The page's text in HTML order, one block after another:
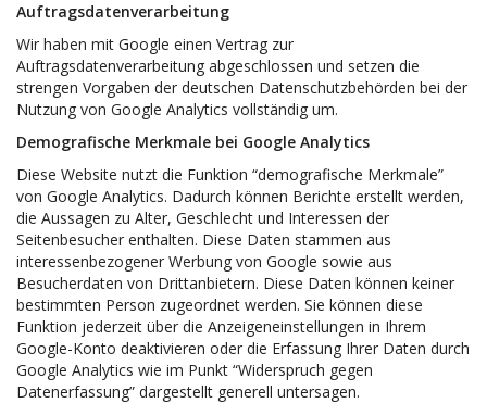
Auftragsdatenverarbeitung
Wir haben mit Google einen Vertrag zur
Auftragsdatenverarbeitung abgeschlossen und setzen die
strengen Vorgaben der deutschen Datenschutzbehörden bei der
Nutzung von Google Analytics vollständig um.
Demografische Merkmale bei Google Analytics
Diese Website nutzt die Funktion “demografische Merkmale”
von Google Analytics. Dadurch können Berichte erstellt werden,
die Aussagen zu Alter, Geschlecht und Interessen der
Seitenbesucher enthalten. Diese Daten stammen aus
interessenbezogener Werbung von Google sowie aus
Besucherdaten von Drittanbietern. Diese Daten können keiner
bestimmten Person zugeordnet werden. Sie können diese
Funktion jederzeit über die Anzeigeneinstellungen in Ihrem
Google-Konto deaktivieren oder die Erfassung Ihrer Daten durch
Google Analytics wie im Punkt “Widerspruch gegen
Datenerfassung” dargestellt generell untersagen.